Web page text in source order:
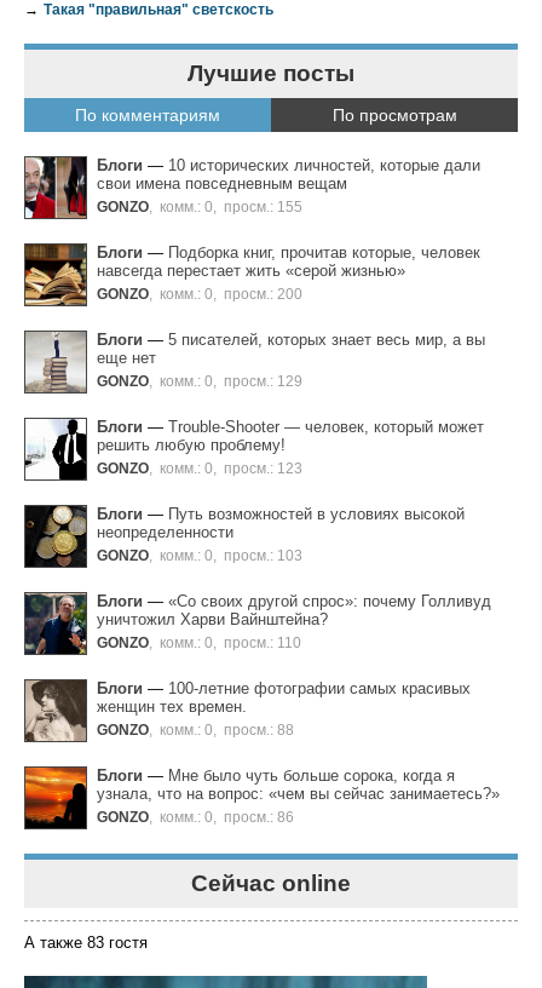
→ Такая "правильная" светскость
Лучшие посты
По комментариям По просмотрам
Блоги — 10 исторических личностей, которые дали
свои имена повседневным вещам
GONZO комм.: 0 просм.: 155
Блоги — Подборка книг, прочитав которые, человек
навсегда перестает жить «серой жизнью»
GONZO комм.: 0 просм.: 200
Блоги — 5 писателей, которых знает весь мир, а вы
еще нет
GONZO комм.: 0 просм.: 129
Блоги — Trouble-Shooter — человек, который может
решить любую проблему!
GONZO комм.: 0 просм.: 123
Блоги — Путь возможностей в условиях высокой
неопределенности
GONZO комм.: 0 просм.: 103
Блоги — «Со своих другой спрос»: почему Голливуд
уничтожил Харви Вайнштейна?
GONZO комм.: 0 просм.: 110
Блоги — 100-летние фотографии самых красивых
женщин тех времен.
GONZO комм.: 0 просм.: 88
Блоги — Мне было чуть больше сорока, когда я
узнала, что на вопрос: «чем вы сейчас занимаетесь?»
GONZO комм.: 0 просм.: 86
Сейчас online
А также 83 гостя